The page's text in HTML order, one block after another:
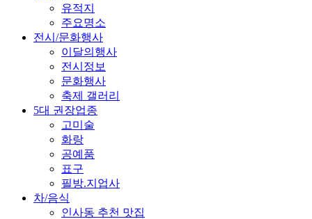
유적지
주요명소
전시/문화행사
이달의행사
전시정보
문화행사
축제 갤러리
5대 권장업종
고미술
화랑
공예품
표구
필방.지업사
차/음식
인사동 추천 맛집